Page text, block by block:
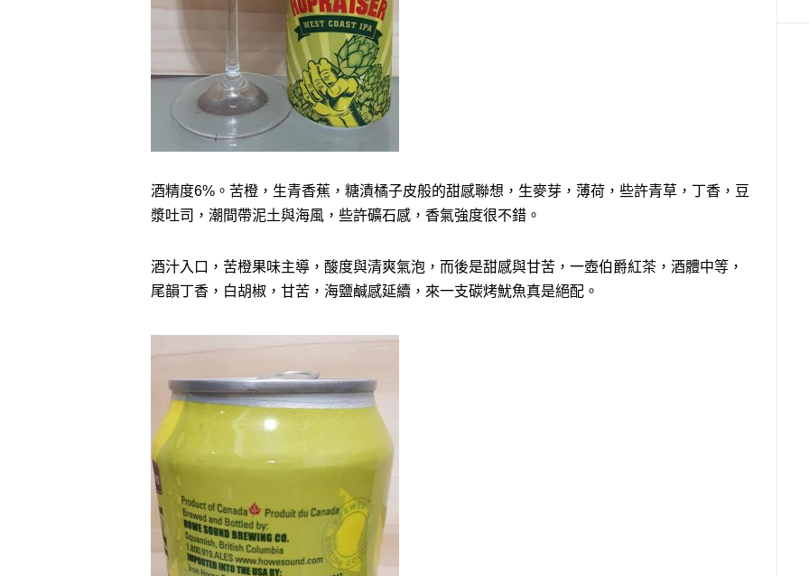
酒精度6%。苦橙，生青香蕉，糖漬橘子皮般的甜感聯想，生麥芽，薄荷，些許青草，丁香，豆
漿吐司，潮間帶泥土與海風，些許礦石感，香氣強度很不錯。
酒汁入口，苦橙果味主導，酸度與清爽氣泡，而後是甜感與甘苦，一壺伯爵紅茶，酒體中等，
尾韻丁香，白胡椒，甘苦，海鹽鹹感延續，來一支碳烤魷魚真是絕配。